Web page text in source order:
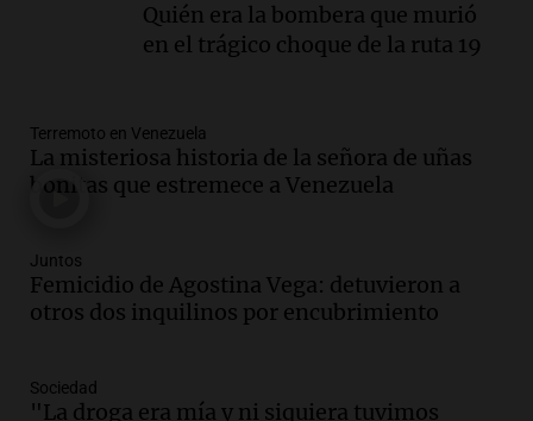
Detienen a pareja en Alderete por
venta de medicamentos controlados
Episodios
Audio.El alzobispo García Cueva llama a
la clase dirigente a abordar problemas
Panorama Federal
Episodios
Audio.La inflación en Buenos Aires
incertidumbre sobre el IPC nacional
Panorama Federal
Quién era la bombera que murió
en el trágico choque de la ruta 19
Terremoto en Venezuela
La misteriosa historia de la señora de uñas
bonitas que estremece a Venezuela
Juntos
Femicidio de Agostina Vega: detuvieron a
otros dos inquilinos por encubrimiento
Sociedad
"La droga era mía y ni siquiera tuvimos